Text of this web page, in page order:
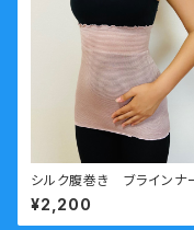
シルク腹巻き ブラインナ
¥2,200